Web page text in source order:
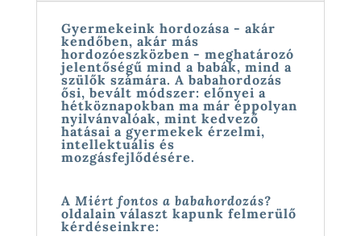
Gyermekeink hordozása - akár
kendőben, akár más
hordozóeszközben - meghatározó
jelentőségű mind a babák, mind a
szülők számára. A babahordozás
ősi, bevált módszer: előnyei a
hétköznapokban ma már éppolyan
nyilvánvalóak, mint kedvező
hatásai a gyermekek érzelmi,
intellektuális és
mozgásfejlődésére.
A Miért fontos a babahordozás?
oldalain választ kapunk felmerülő
kérdéseinkre: